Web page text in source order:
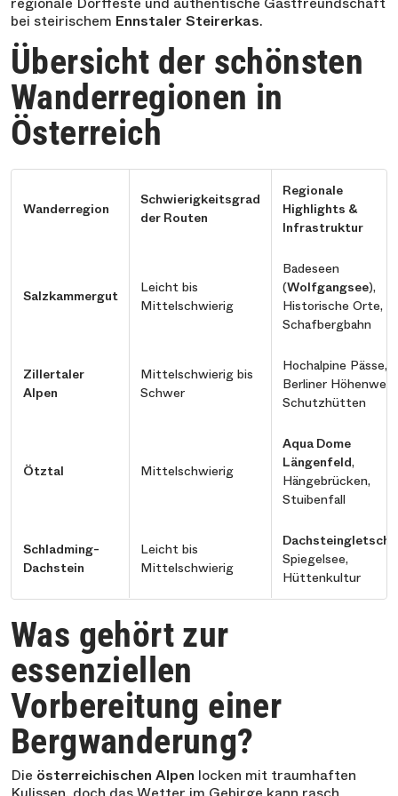
bei steirischem Ennstaler Steirerkas.
Übersicht der schönsten
Wanderregionen in
Österreich
Wanderregion
Schwierigkeitsgrad
der Routen
Regionale
Highlights &
Infrastruktur
Salzkammergut
Leicht bis
Mittelschwierig
Badeseen
(Wolfgangsee),
Historische Orte,
Schafbergbahn
Zillertaler
Alpen
Mittelschwierig bis
Schwer
Hochalpine Pässe,
Berliner Höhenweg,
Schutzhütten
Ötztal Mittelschwierig
Aqua Dome
Längenfeld,
Hängebrücken,
Stuibenfall
Schladming-
Dachstein
Leicht bis
Mittelschwierig
Spiegelsee,
Hüttenkultur
Was gehört zur
essenziellen
Vorbereitung einer
Bergwanderung?
Die österreichischen Alpen locken mit traumhaften